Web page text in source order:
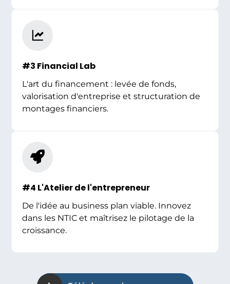
#3 Financial Lab
L'art du financement : levée de fonds,
valorisation d'entreprise et structuration de
montages financiers.
#4 L'Atelier de l'entrepreneur
De l'idée au business plan viable. Innovez
dans les NTIC et maîtrisez le pilotage de la
croissance.